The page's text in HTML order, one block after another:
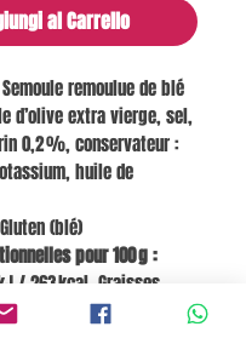
al Carrello
Semoule remoulue de blé
d’olive extra vierge, sel,
0,2 %, conservateur :
huile de
Gluten (blé)
pour 100 g :
/ 263 kcal, Graisses
gras saturés 1,6 g,